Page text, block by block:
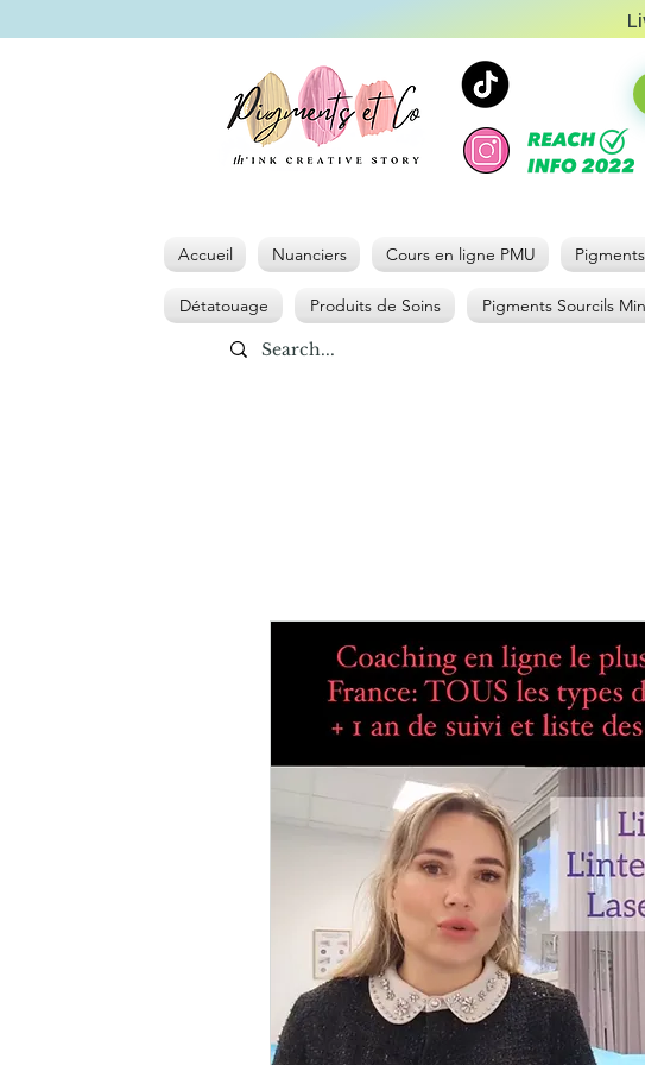
Accueil Nuanciers Cours en ligne PMU
Détatouage Produits de Soins Pigments Sourcils